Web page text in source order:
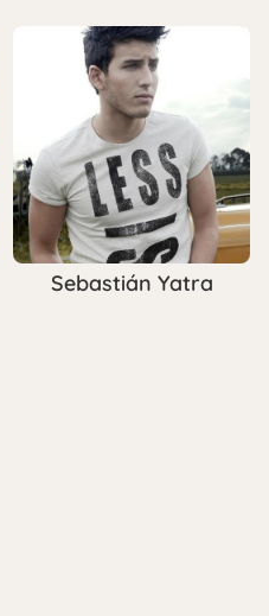
Sebastián Yatra